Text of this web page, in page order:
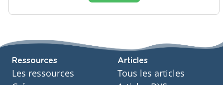
Ressources
Les ressources
Articles
Tous les articles